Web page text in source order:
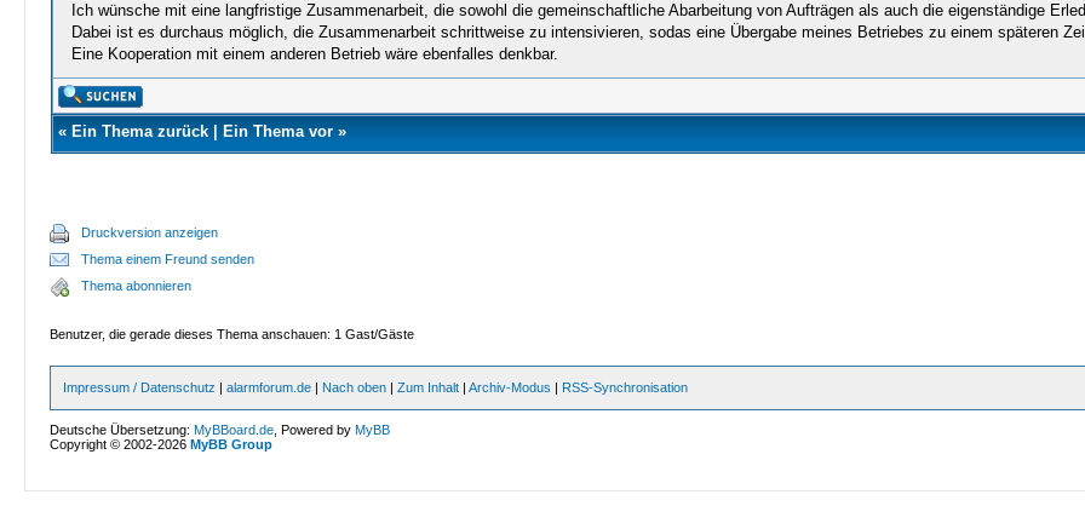
Ich wünsche mit eine langfristige Zusammenarbeit, die sowohl die gemeinschaftliche Abarbeitung von Aufträgen als auch die eigenständige
Dabei ist es durchaus möglich, die Zusammenarbeit schrittweise zu intensivieren, sodas eine Übergabe meines Betriebes zu einem späteren
Eine Kooperation mit einem anderen Betrieb wäre ebenfalles denkbar.
« Ein Thema zurück| Ein Thema vor»
Druckversion anzeigen
Thema einem Freund senden
Thema abonnieren
Benutzer, die gerade dieses Thema anschauen: 1 Gast/Gäste
Impressum / Datenschutz |alarmforum.de | Nach oben |Zum Inhalt |Archiv-Modus | RSS-Synchronisation
Deutsche Übersetzung:MyBBoard.de , Powered byMyBB
Copyright © 2002-2026MyBB Group